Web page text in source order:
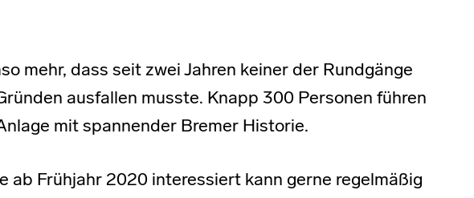
mehr, dass seit zwei Jahren keiner der Rundgänge
ausfallen musste. Knapp 300 Personen führen
mit spannender Bremer Historie.
ab Frühjahr 2020 interessiert kann gerne regelmäßig